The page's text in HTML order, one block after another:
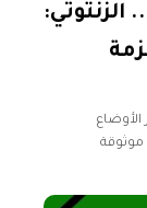
الأوضاع
موثوقة
ما يعقّد